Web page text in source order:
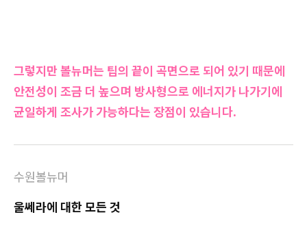
그렇지만 볼뉴머는 팁의 끝이 곡면으로 되어 있기 때문에
안전성이 조금 더 높으며 방사형으로 에너지가 나가기에
균일하게 조사가 가능하다는 장점이 있습니다.
수원볼뉴머
울쎄라에 대한 모든 것